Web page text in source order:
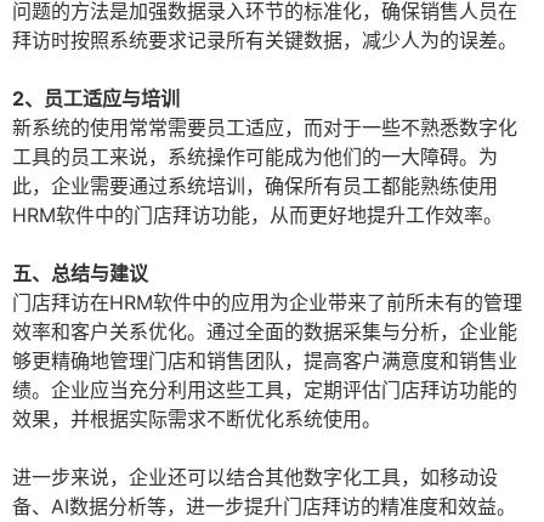
问题的方法是加强数据录入环节的标准化，确保销售人员在
拜访时按照系统要求记录所有关键数据，减少人为的误差。
2、员工适应与培训
新系统的使用常常需要员工适应，而对于一些不熟悉数字化
工具的员工来说，系统操作可能成为他们的一大障碍。为
此，企业需要通过系统培训，确保所有员工都能熟练使用
HRM软件中的门店拜访功能，从而更好地提升工作效率。
五、总结与建议
门店拜访在HRM软件中的应用为企业带来了前所未有的管理
效率和客户关系优化。通过全面的数据采集与分析，企业能
够更精确地管理门店和销售团队，提高客户满意度和销售业
绩。企业应当充分利用这些工具，定期评估门店拜访功能的
效果，并根据实际需求不断优化系统使用。
进一步来说，企业还可以结合其他数字化工具，如移动设
备、AI数据分析等，进一步提升门店拜访的精准度和效益。